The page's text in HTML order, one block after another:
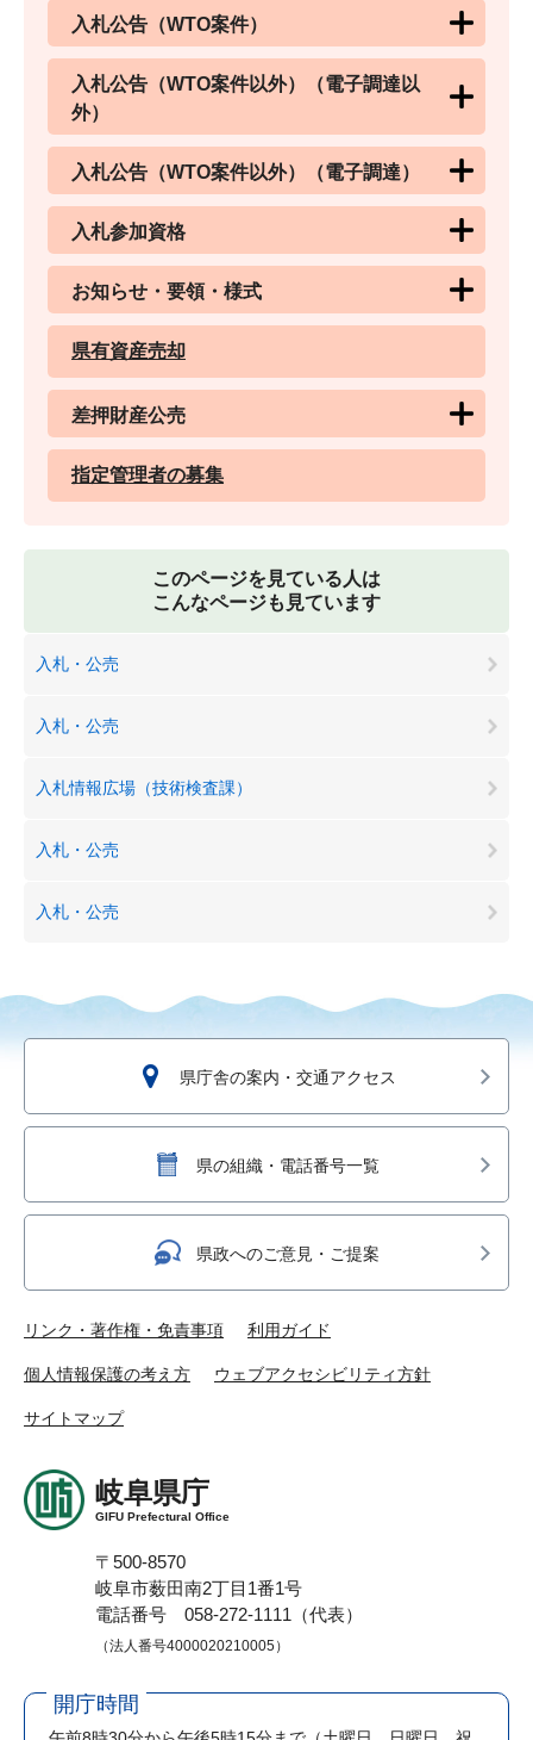
入札公告（WTO案件）
入札公告（WTO案件以外）（電子調達以
外）
入札公告（WTO案件以外）（電子調達）
入札参加資格
お知らせ・要領・様式
県有資産売却
差押財産公売
指定管理者の募集
このページを見ている人は
こんなページも見ています
入札・公売
入札・公売
入札情報広場（技術検査課）
入札・公売
入札・公売
県庁舎の案内・交通アクセス
県の組織・電話番号一覧
県政へのご意見・ご提案
リンク・著作権・免責事項 利用ガイド
個人情報保護の考え方 ウェブアクセシビリティ方針
サイトマップ
岐阜県庁
GIFU Prefectural Office
〒500-8570
岐阜市薮田南2丁目1番1号
電話番号 058-272-1111（代表）
（法人番号4000020210005）
開庁時間